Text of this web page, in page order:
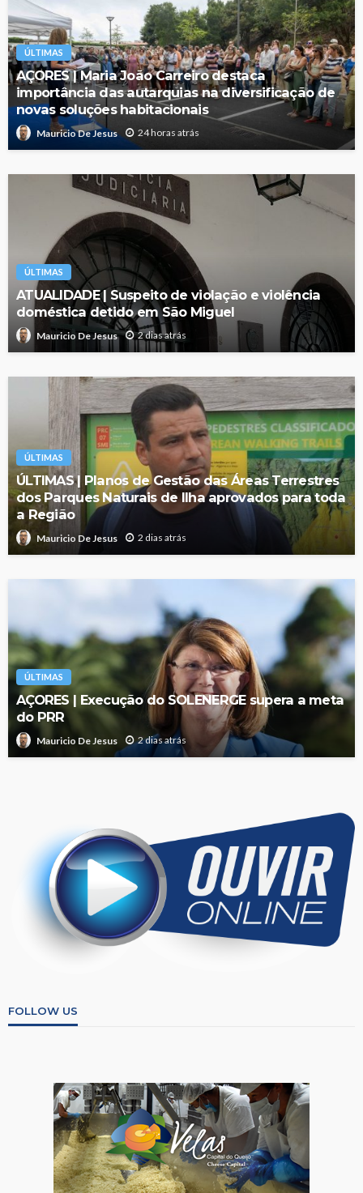
ÚLTIMAS
AÇORES | Maria João Carreiro destaca
importância das autarquias na diversificação de
novas soluções habitacionais
Mauricio De Jesus 24 horas atrás
ÚLTIMAS
ATUALIDADE | Suspeito de violação e violência
doméstica detido em São Miguel
Mauricio De Jesus 2 dias atrás
ÚLTIMAS
ÚLTIMAS | Planos de Gestão das Áreas Terrestres
dos Parques Naturais de Ilha aprovados para toda
a Região
Mauricio De Jesus 2 dias atrás
ÚLTIMAS
AÇORES | Execução do SOLENERGE supera a meta
do PRR
Mauricio De Jesus 2 dias atrás
FOLLOW US